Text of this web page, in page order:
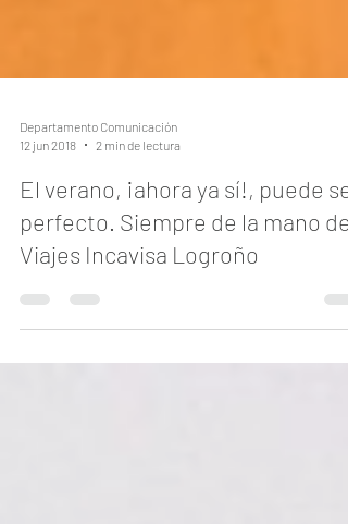
12 jun 2018
2 min de lectura
El verano, ¡ahora ya sí!, puede ser
perfecto. Siempre de la mano de
Viajes Incavisa Logroño